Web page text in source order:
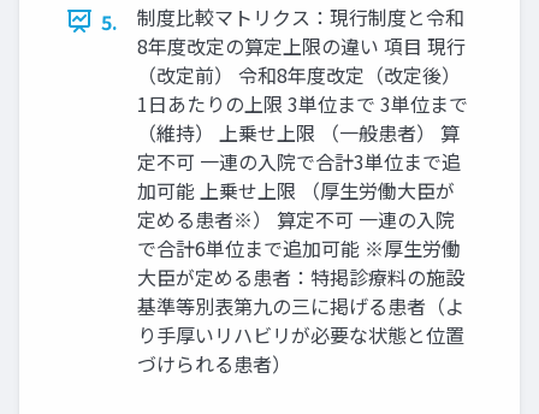
5.
制度比較マトリクス：現行制度と令和
8年度改定の算定上限の違い 項目 現行
（改定前） 令和8年度改定（改定後）
1日あたりの上限 3単位まで 3単位まで
（維持） 上乗せ上限 （一般患者） 算
定不可 一連の入院で合計3単位まで追
加可能 上乗せ上限 （厚生労働大臣が
定める患者※） 算定不可 一連の入院
で合計6単位まで追加可能 ※厚生労働
大臣が定める患者：特掲診療料の施設
基準等別表第九の三に掲げる患者（よ
り手厚いリハビリが必要な状態と位置
づけられる患者）